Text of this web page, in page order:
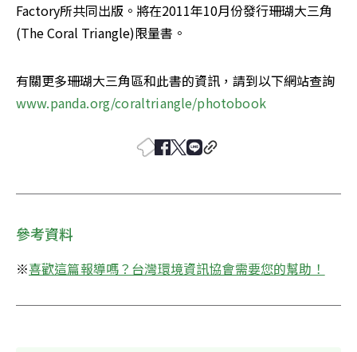
Factory所共同出版。將在2011年10月份發行珊瑚大三角
(The Coral Triangle)限量書。
www.panda.org/coraltriangle/photobook
參考資料
※喜歡這篇報導嗎？台灣環境資訊協會需要您的幫助！